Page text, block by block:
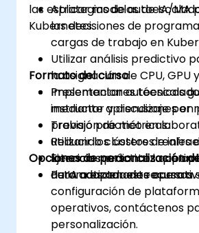
las estrategias de
Kubernetes.
Aplicar modelos de IA/MA
las decisiones de
cargas de trabajo en
Utilizar análisis predictivo
la asignación de CPU, GPU
Implementar
mediante aprendizaje por
previsión de métricas.
Reducir los costos de
latencia mediante la
automatizada de recursos.
Formato del curso
Presentaciones técnicas
instructor y discusiones en
Trabajo práctico en
utilizando clústeres reales
Ejercicios prácticos que
de IA a escenarios
Opciones de personalización
Para adaptar este curso a
configuración de
operativos, contáctenos
personalización.